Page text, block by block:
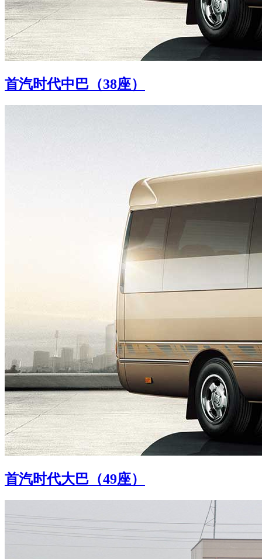
首汽时代中巴（38座）
首汽时代大巴（49座）